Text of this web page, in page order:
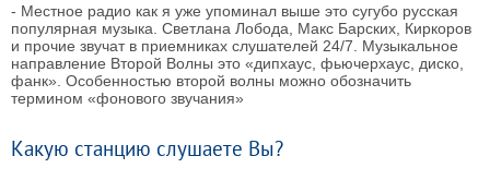
- Местное радио как я уже упоминал выше это сугубо русская
популярная музыка. Светлана Лобода, Макс Барских, Киркоров
и прочие звучат в приемниках слушателей 24/7. Музыкальное
направление Второй Волны это «дипхаус, фьючерхаус, диско,
фанк». Особенностью второй волны можно обозначить
термином «фонового звучания»
Какую станцию слушаете Вы?